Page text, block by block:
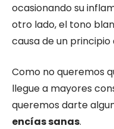
ocasionando su
otro lado, el tono
causa de un principio
Como no queremos
llegue a mayores
queremos darte
encías sanas.